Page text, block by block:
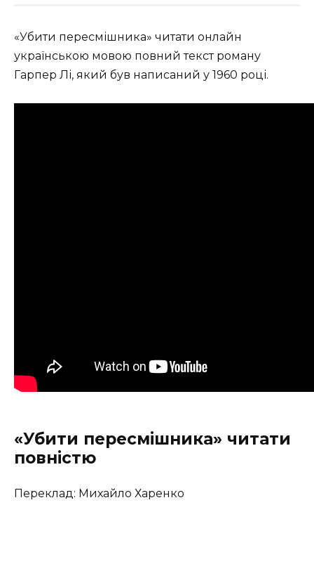
«Убити пересмішника» читати онлайн
українською мовою повний текст роману
Гарпер Лі, який був написаний у 1960 році.
«Убити пересмішника» читати
повністю
Переклад: Михайло Харенко